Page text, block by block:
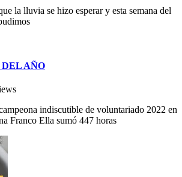
la lluvia se hizo esperar y esta semana del
AÑO
indiscutible de voluntariado 2022 en
Franco Ella sumó 447 horas